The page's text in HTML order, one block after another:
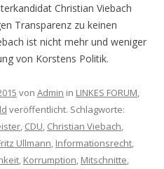
Christian Viebach
Transparenz zu keinen
ist nicht mehr und weniger
von Korstens Politik.
von Admin in LINKES FORUM
veröffentlicht. Schlagworte:
CDU Christian Viebach
Ullmann Informationsrecht
Korrumption Mitschnitte